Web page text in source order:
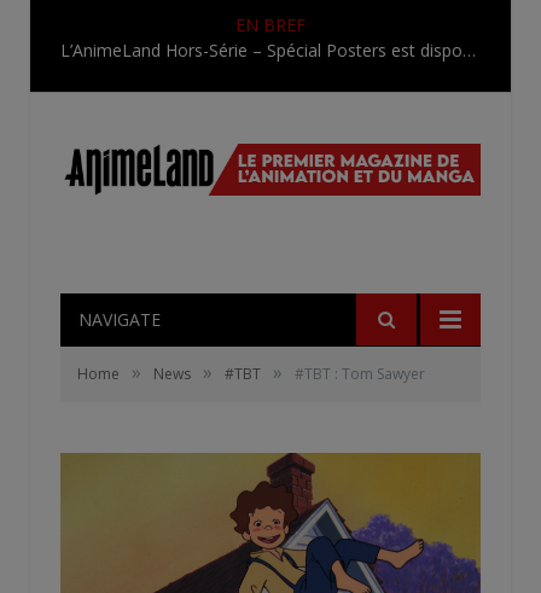
EN BREF
L’AnimeLand Hors-Série – Spécial Posters est disponible !
NAVIGATE
Home » News » #TBT » #TBT : Tom Sawyer